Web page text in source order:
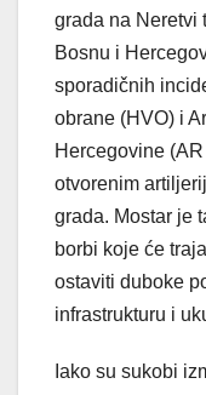
grada na Neretvi
Bosnu i
sporadičnih
obrane (HVO) i
Hercegovine
otvorenim
grada. Mostar je
borbi koje će
ostaviti duboke
infrastrukturu i
Iako su sukobi